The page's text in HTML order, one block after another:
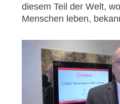
diesem Teil der Welt,
Menschen leben,